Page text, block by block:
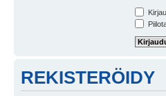
REKISTERÖIDY